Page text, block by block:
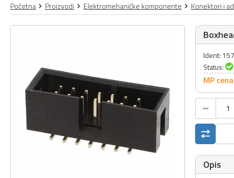
Početna Proizvodi Elektromehaničke komponente Konektori i
Ident:
Status:
MP
Opis